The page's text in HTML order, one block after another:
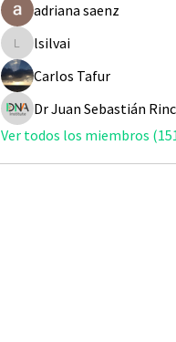
adriana saenz
lsilvailsilvai
Carlos Tafur
Ver todos los miembros